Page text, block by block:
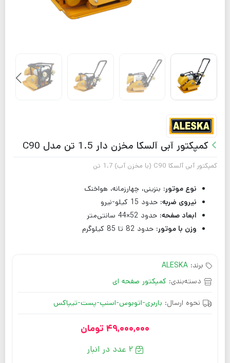
کمپکتور آبی آلسکا مخزن دار 1.5 تن مدل C90
کمپکتور آبی آلسکا C90 (با مخزن آب) 1.7 تن
نوع موتور: بنزینی، چهارزمانه، هواخنک
نیروی ضربه: حدود 15 کیلو-نیرو
ابعاد صفحه: حدود 52×44 سانتی‌متر
وزن با موتور: حدود 82 تا 85 کیلوگرم
برند: ALESKA
دسته‌بندی: کمپکتور صفحه ای
نحوه ارسال: باربری-اتوبوس-اسنپ-پست-تیپاکس
49,000,000 تومان
2 عدد در انبار